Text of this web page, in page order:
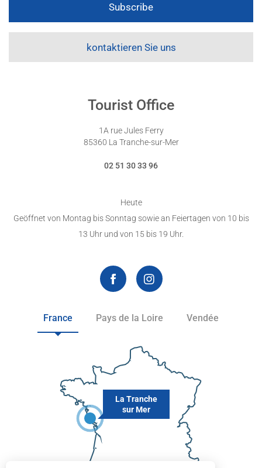
Subscribe
kontaktieren Sie uns
Tourist Office
1A rue Jules Ferry
85360 La Tranche-sur-Mer
02 51 30 33 96
Heute
Geöffnet von Montag bis Sonntag sowie an Feiertagen von 10 bis
13 Uhr und von 15 bis 19 Uhr.
France Pays de la Loire Vendée
La Tranche
sur Mer